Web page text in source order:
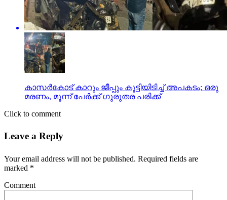
കാസര്‍കോട് കാറും ജീപ്പും കൂട്ടിയിടിച്ച് അപകടം; ഒരു
മരണം, മൂന്ന് പേര്‍ക്ക് ഗുരുതര പരിക്ക്
Click to comment
Leave a Reply
Your email address will not be published. Required fields are
marked *
Comment